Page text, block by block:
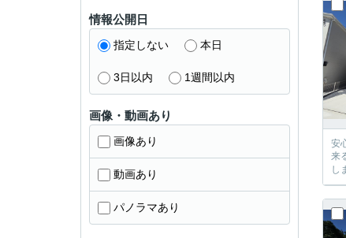
安心
来るご提案が
情報公開日
指定しない 本日
3日以内 1週間以内
画像・動画あり
画像あり
動画あり
パノラマあり